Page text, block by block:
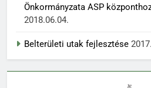
Önkormányzata ASP
2018.06.04.
Belterületi utak fejlesztése